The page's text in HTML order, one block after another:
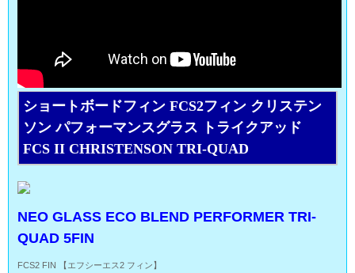
ショートボードフィン FCS2フィン クリステン
ソン パフォーマンスグラス トライクアッド
FCS II CHRISTENSON TRI-QUAD
NEO GLASS ECO BLEND PERFORMER TRI-
QUAD 5FIN
FCS2 FIN 【エフシーエス2 フィン】